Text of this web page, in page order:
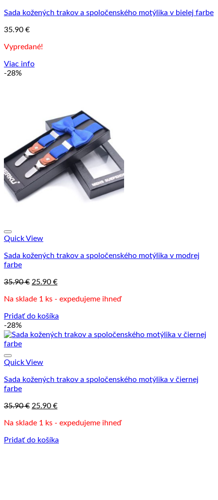
Sada kožených trakov a spoločenského motýlika v bielej farbe
35.90 €
Vypredané!
Viac info
-28%
Quick View
Sada kožených trakov a spoločenského motýlika v modrej
farbe
35.90€ Pôvodná
bola:
25.90 €Aktuálna
je:
Na sklade 1 ks - expedujeme ihneď
Pridať do košíka
-28%
Quick View
Sada kožených trakov a spoločenského motýlika v čiernej
farbe
35.90€ Pôvodná
bola:
25.90 €Aktuálna
je:
Na sklade 1 ks - expedujeme ihneď
Pridať do košíka